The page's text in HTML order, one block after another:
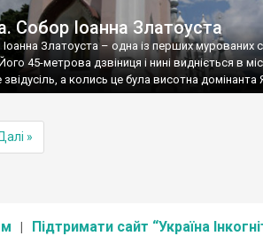
Собор Іоанна Златоуста
Златоуста – одна із перших мурованих
45-метрова дзвіниця і нині видніється в
а колись це була висотна домінанта
»
Підтримати сайт “Україна